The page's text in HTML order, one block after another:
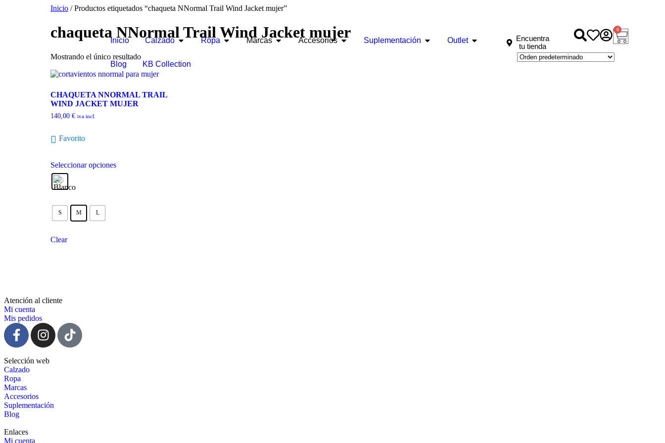
Inicio Calzado Ropa Marcas Accesorios Suplementación Outlet
Blog KB Collection
Encuentra
tu tienda
0
Inicio / Productos etiquetados “chaqueta NNormal Trail Wind Jacket mujer”
chaqueta NNormal Trail Wind Jacket mujer
Mostrando el único resultado
CHAQUETA NNORMAL TRAIL
WIND JACKET MUJER
140,00 € iva incl.
Favorito
Seleccionar opciones
S M L
Clear
Atención al cliente
Mi cuenta
Mis pedidos
Selección web
Calzado
Ropa
Marcas
Accesorios
Suplementación
Blog
Enlaces
Mi cuenta